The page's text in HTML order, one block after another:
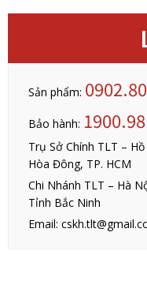
Sản phẩm:
Bảo hành:
Trụ Sở Chính TLT –
Hòa Đông, TP. HCM
Chi Nhánh TLT – Hà
Tỉnh Bắc Ninh
Email: